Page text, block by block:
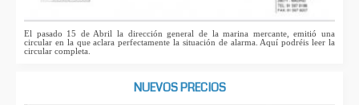
El pasado 15 de Abril la dirección general de la marina mercante, emitió una
circular en la que aclara perfectamente la situación de alarma. Aquí podréis leer la
circular completa.
NUEVOS PRECIOS